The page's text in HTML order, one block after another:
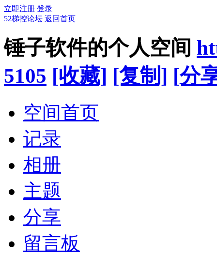
立即注册 登录
52梯控论坛 返回首页
锤子软件的个人空间
5105 [收藏] [复制] [分
空间首页
记录
相册
主题
分享
留言板